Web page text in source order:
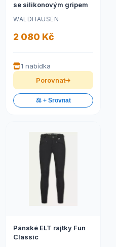
se silikonovým gripem
WALDHAUSEN
2 080 Kč
1 nabídka
Porovnat
⚖️ + Srovnat
Pánské ELT rajtky Fun
Classic